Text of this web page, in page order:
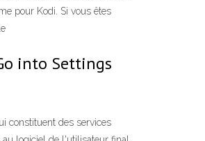
pour Kodi. Si vous êtes
into Settings
constituent des services